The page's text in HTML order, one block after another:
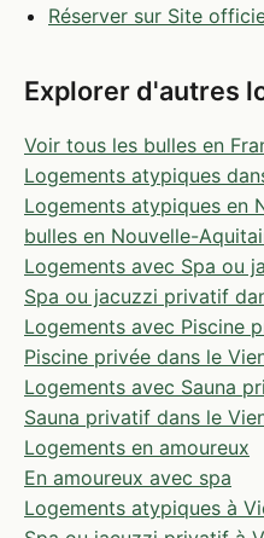
Réserver sur Site
Explorer d'autres
Voir tous les bulles en
Logements atypiques
Logements atypiques en
bulles en Nouvelle-
Logements avec Spa ou
Spa ou jacuzzi privatif
Logements avec Piscine
Piscine privée dans le
Logements avec Sauna
Sauna privatif dans le
Logements en amoureux
En amoureux avec spa
Logements atypiques à